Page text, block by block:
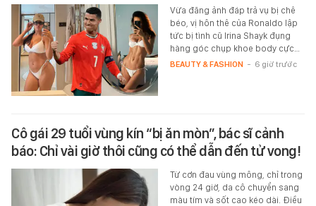
Vừa đăng ảnh đáp trả vụ bị chê
béo, vị hôn thê của Ronaldo lập
tức bị tình cũ Irina Shayk đụng
hàng góc chụp khoe body cực…
BEAUTY & FASHION - 6 giờ trước
Cô gái 29 tuổi vùng kín “bị ăn mòn”, bác sĩ cảnh
báo: Chỉ vài giờ thôi cũng có thể dẫn đến tử vong!
Từ cơn đau vùng mông, chỉ trong
vòng 24 giờ, da cô chuyển sang
màu tím và sốt cao kéo dài. Điều